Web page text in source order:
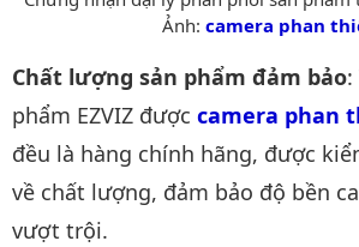
Ảnh: camera phan
Chất lượng sản phẩm đảm bảo:
phẩm EZVIZ được camera phan
đều là hàng chính hãng, được
về chất lượng, đảm bảo độ bền
vượt trội.